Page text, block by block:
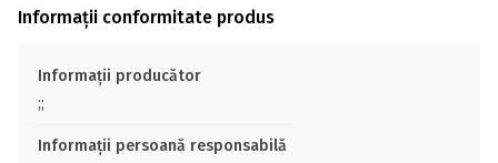
Informații conformitate produs
Informații producător
;;
Informații persoană responsabilă